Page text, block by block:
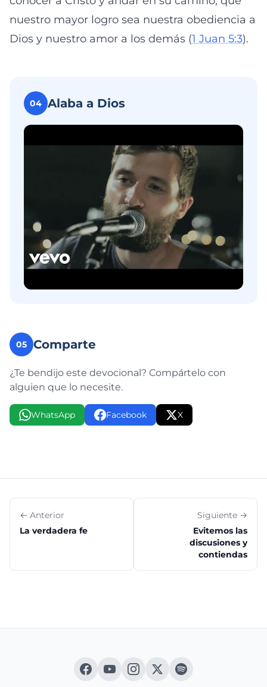
nuestro mayor logro sea nuestra obediencia a
Dios y nuestro amor a los demás (1 Juan 5:3).
04 Alaba a Dios
05 Comparte
¿Te bendijo este devocional? Compártelo con
alguien que lo necesite.
WhatsApp Facebook X
← Anterior
La verdadera fe
Siguiente →
Evitemos las
discusiones y
contiendas